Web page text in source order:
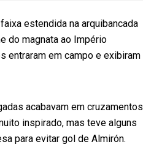
estendida na arquibancada
do magnata ao Império
entraram em campo e exibiram
acabavam em cruzamentos
inspirado, mas teve alguns
para evitar gol de Almirón.